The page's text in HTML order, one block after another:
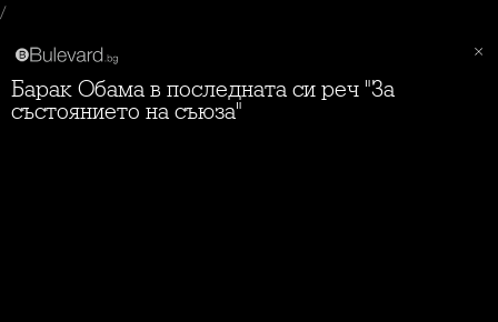
/
Барак Обама в последната си реч "За
състоянието на съюза"